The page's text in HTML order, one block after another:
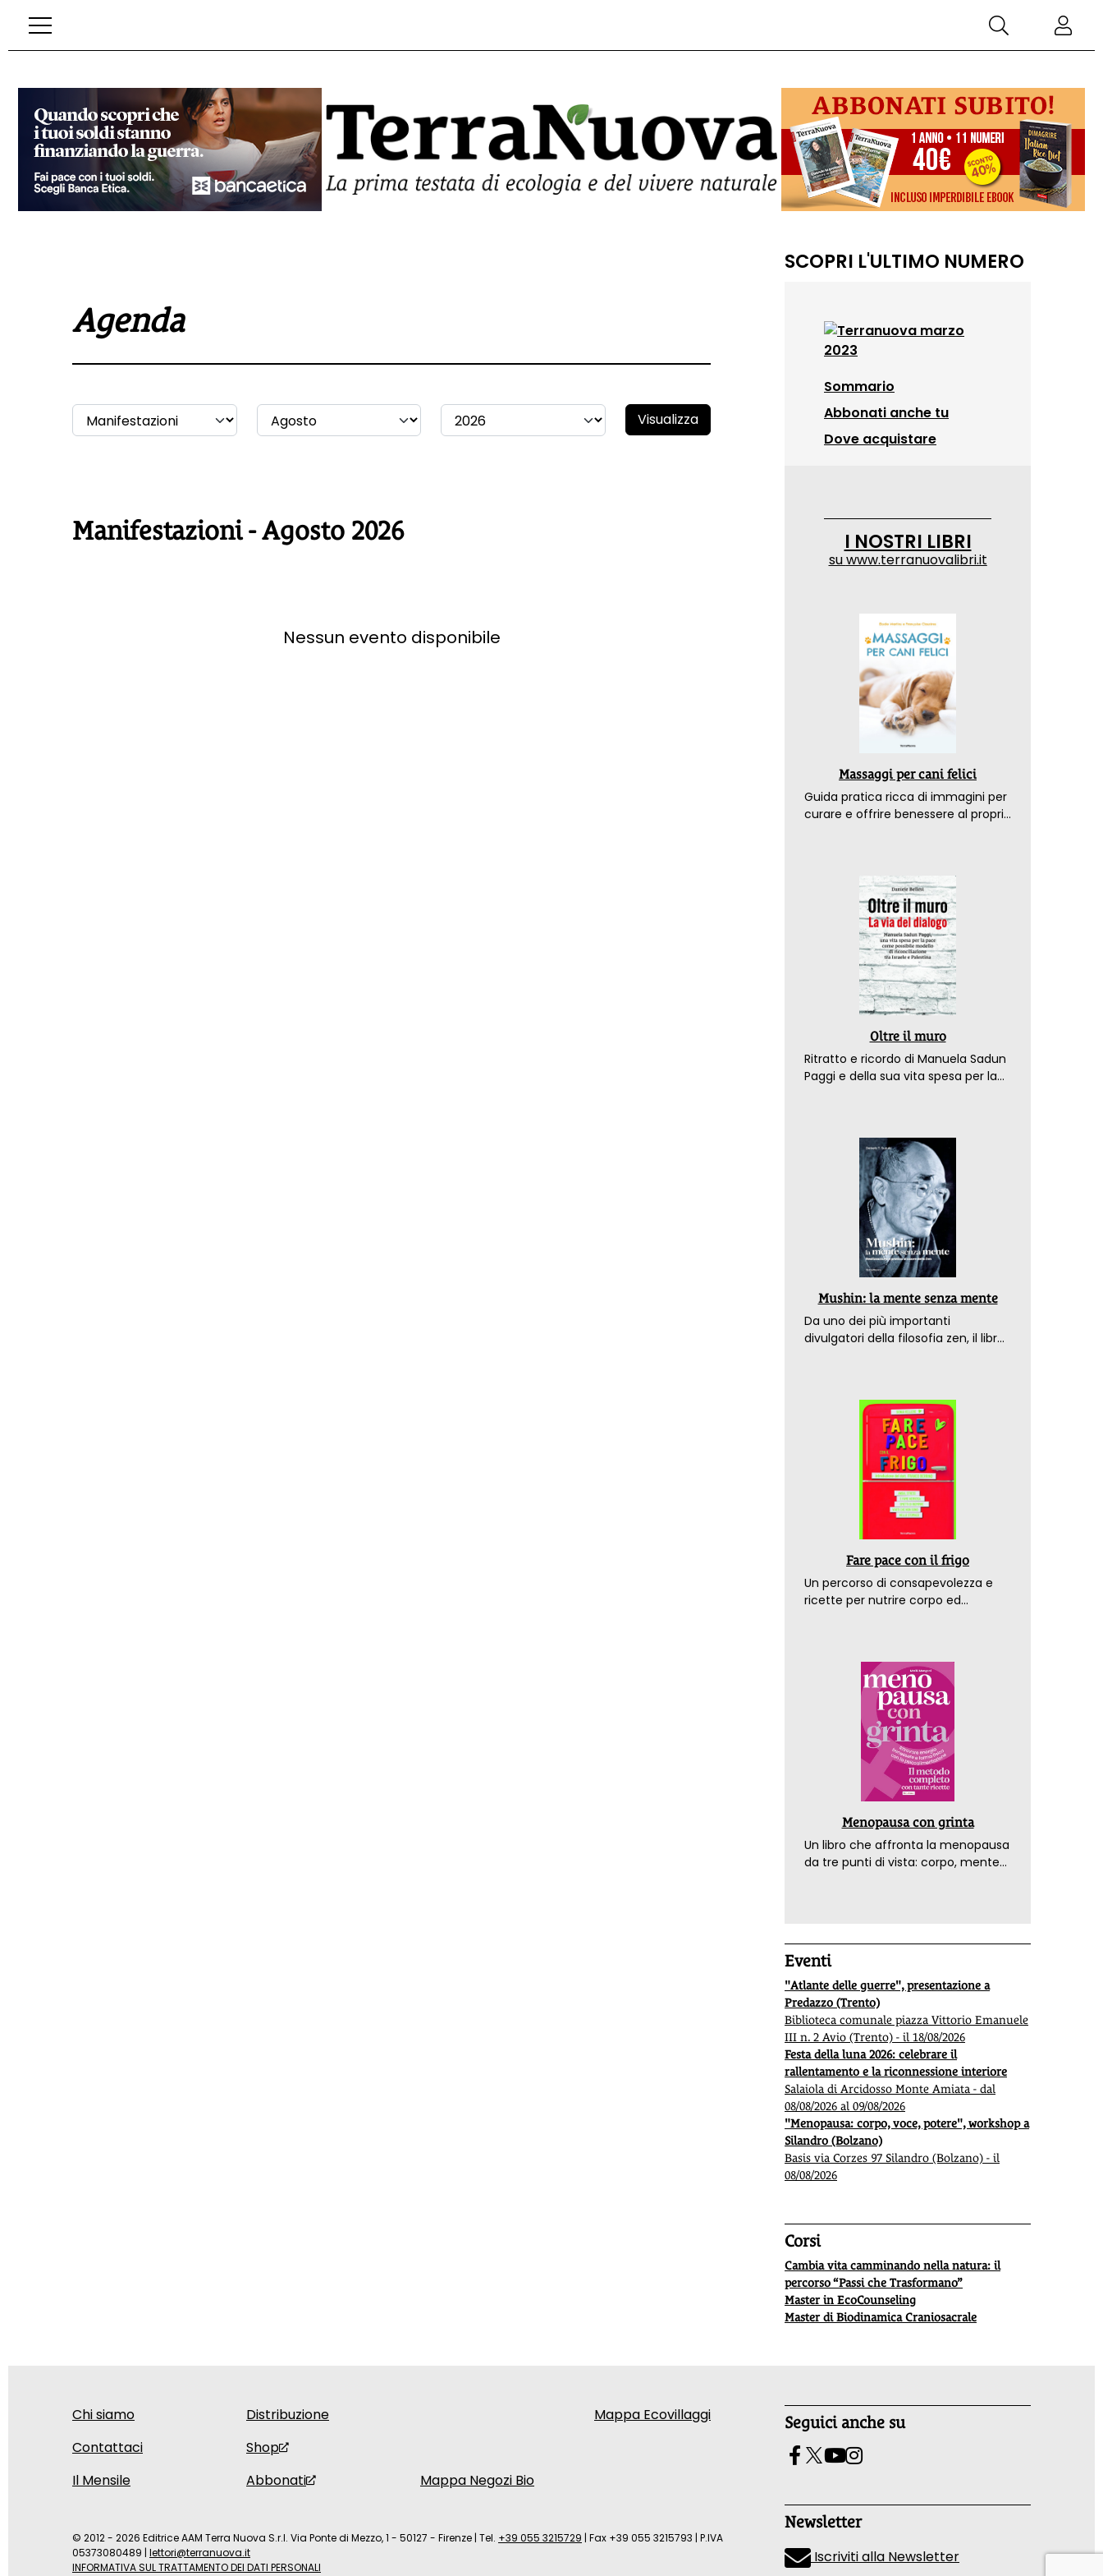
Agenda
Visualizza
Manifestazioni - Agosto 2026
Nessun evento disponibile
SCOPRI L'ULTIMO NUMERO
Sommario
Abbonati anche tu
Dove acquistare
I NOSTRI LIBRI
suwww.terranuovalibri.it
Massaggi per cani felici
Guida pratica ricca di immagini per
curare e offrire benessere al proprio
Oltre il muro
Ritratto e ricordo di Manuela Sadun
Paggi e della sua vita spesa per la
Mushin: la mente senza mente
Da uno dei più importanti
divulgatori della filosofia zen, il libro
Fare pace con il frigo
Un percorso di consapevolezza e
ricette per nutrire corpo ed
Menopausa con grinta
Un libro che affronta la menopausa
da tre punti di vista: corpo, mente
Eventi
"Atlante delle guerre", presentazione a
Predazzo (Trento)
Biblioteca comunale piazza Vittorio Emanuele
III n. 2 Avio (Trento) - il 18/08/2026
Festa della luna 2026: celebrare il
rallentamento e la riconnessione interiore
Salaiola di Arcidosso Monte Amiata - dal
08/08/2026 al 09/08/2026
"Menopausa: corpo, voce, potere", workshop a
Silandro (Bolzano)
Basis via Corzes 97 Silandro (Bolzano) - il
08/08/2026
Corsi
Cambia vita camminando nella natura: il
percorso “Passi che Trasformano”
Master in EcoCounseling
Master di Biodinamica Craniosacrale
Chi siamo
Contattaci
Il Mensile
Distribuzione
Shop
Abbonati
Mappa Negozi Bio
Mappa Ecovillaggi Seguici anche su
Newsletter
Iscriviti alla Newsletter
© 2012 - 2026 Editrice AAM Terra Nuova S.r.l. Via Ponte di Mezzo, 1 - 50127 - Firenze | Tel. +39 055 3215729 | Fax +39 055 3215793 | P.IVA
05373080489 | lettori@terranuova.it
INFORMATIVA SUL TRATTAMENTO DEI DATI PERSONALI